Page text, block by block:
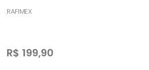
RAFIMEX
R$ 199,90